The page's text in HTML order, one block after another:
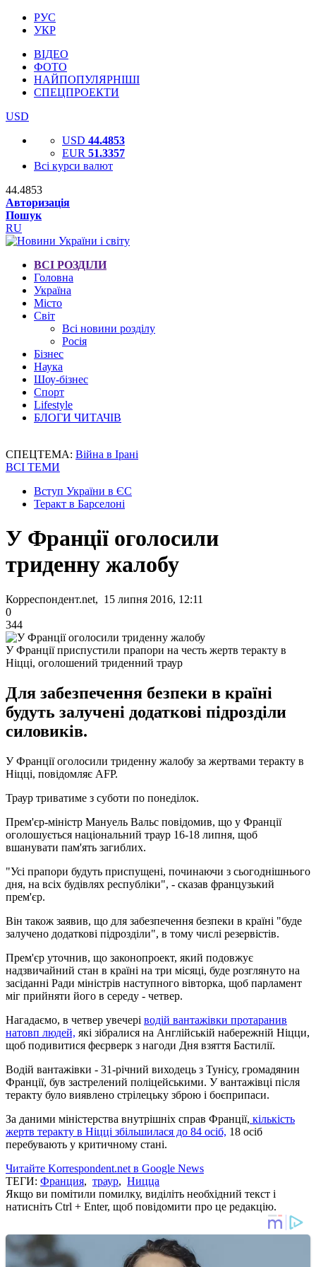
РУС
УКР
ВІДЕО
ФОТО
НАЙПОПУЛЯРНІШІ
СПЕЦПРОЕКТИ
USD
USD 44.4853
EUR 51.3357
Всі курси валют
44.4853
Авторизація
Пошук
RU
ВСІ РОЗДІЛИ
Головна
Україна
Місто
Світ
Всі новини розділу
Росія
Бізнес
Наука
Шоу-бізнес
Спорт
Lifestyle
БЛОГИ ЧИТАЧІВ
СПЕЦТЕМА: Війна в Ірані
ВСІ ТЕМИ
Вступ України в ЄС
Теракт в Барселоні
У Франції оголосили
триденну жалобу
Корреспондент.net, 15 липня 2016, 12:11
0
344
У Франції приспустили прапори на честь жертв теракту в
Ніцці, оголошений триденний траур
Для забезпечення безпеки в країні
будуть залучені додаткові підрозділи
силовиків.
У Франції оголосили триденну жалобу за жертвами теракту в
Ніцці, повідомляє AFP.
Траур триватиме з суботи по понеділок.
Прем'єр-міністр Мануель Вальс повідомив, що у Франції
оголошується національний траур 16-18 липня, щоб
вшанувати пам'ять загиблих.
"Усі прапори будуть приспущені, починаючи з сьогоднішнього
дня, на всіх будівлях республіки", - сказав французький
прем'єр.
Він також заявив, що для забезпечення безпеки в країні "буде
залучено додаткові підрозділи", в тому числі резервістів.
Прем'єр уточнив, що законопроект, який подовжує
надзвичайний стан в країні на три місяці, буде розглянуто на
засіданні Ради міністрів наступного вівторка, щоб парламент
міг прийняти його в середу - четвер.
Нагадаємо, в четвер увечері водій вантажівки протаранив
натовп людей, які зібралися на Англійській набережній Ніцци,
щоб подивитися феєрверк з нагоди Дня взяття Бастилії.
Водій вантажівки - 31-річний виходець з Тунісу, громадянин
Франції, був застрелений поліцейськими. У вантажівці після
теракту було виявлено стрілецьку зброю і боєприпаси.
За даними міністерства внутрішніх справ Франції, кількість
жертв теракту в Ніцці збільшилася до 84 осіб, 18 осіб
перебувають у критичному стані.
Читайте Korrespondent.net в Google News
ТЕГИ: Франция, траур, Ницца
Якщо ви помітили помилку, виділіть необхідний текст і
натисніть Ctrl + Enter, щоб повідомити про це редакцію.